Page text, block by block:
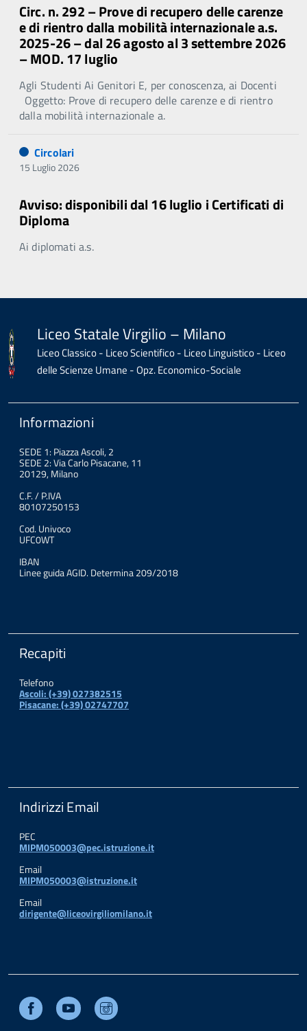
Circ. n. 292 – Prove di recupero delle carenze
e di rientro dalla mobilità internazionale a.s.
2025-26 – dal 26 agosto al 3 settembre 2026
– MOD. 17 luglio
Agli Studenti Ai Genitori E, per conoscenza, ai Docenti
Oggetto: Prove di recupero delle carenze e di rientro
dalla mobilità internazionale a.
Circolari
15 Luglio 2026
Avviso: disponibili dal 16 luglio i Certificati di
Diploma
Ai diplomati a.s.
Liceo Statale Virgilio – Milano
Liceo Classico - Liceo Scientifico - Liceo Linguistico - Liceo
delle Scienze Umane - Opz. Economico-Sociale
Informazioni
SEDE 1: Piazza Ascoli, 2
SEDE 2: Via Carlo Pisacane, 11
20129, Milano
C.F. / P.IVA
80107250153
Cod. Univoco
UFC0WT
IBAN
Linee guida AGID. Determina 209/2018
Recapiti
Telefono
Ascoli: (+39) 027382515
Pisacane: (+39) 02747707
Indirizzi Email
PEC
MIPM050003@pec.istruzione.it
Email
MIPM050003@istruzione.it
Email
dirigente@liceovirgiliomilano.it
Facebook Youtube